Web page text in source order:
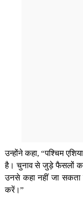
उन्होंने कहा, “पश्चिम
है। चुनाव से जुड़े फैसलों
उनसे कहा नहीं जा सकता
करें।”